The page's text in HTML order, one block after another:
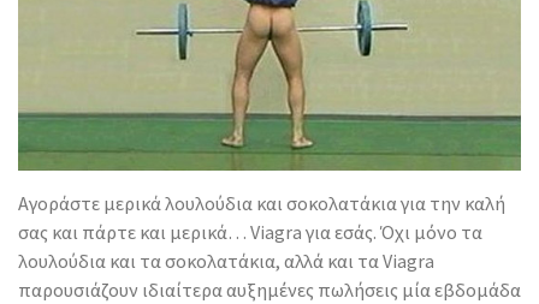
Αγοράστε μερικά λουλούδια και σοκολατάκια για την καλή
σας και πάρτε και μερικά… Viagra για εσάς. Όχι μόνο τα
λουλούδια και τα σοκολατάκια, αλλά και τα Viagra
παρουσιάζουν ιδιαίτερα αυξημένες πωλήσεις μία εβδομάδα